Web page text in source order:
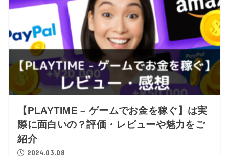
【PLAYTIME – ゲームでお金を稼ぐ】は実
際に面白いの？評価・レビューや魅力をご
紹介
2024.03.08